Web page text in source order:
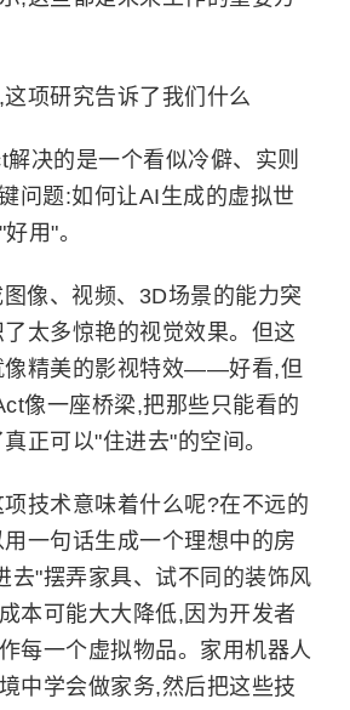
项研究告诉了我们什么
决的是一个看似冷僻、实则
问题:如何让AI生成的虚拟世
用"。
像、视频、3D场景的能力突
了太多惊艳的视觉效果。但这
像精美的影视特效——好看,但
像一座桥梁,把那些只能看的
正可以"住进去"的空间。
技术意味着什么呢?在不远的
一句话生成一个理想中的房
去"摆弄家具、试不同的装饰风
本可能大大降低,因为开发者
每一个虚拟物品。家用机器人
中学会做家务,然后把这些技